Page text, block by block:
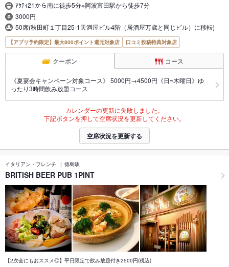
ｱｸﾃｨ21から南に徒歩5分※阿波富田駅から徒歩7分
3000円
50席(秋田町１丁目25-1天満屋ビル4階（居酒屋万歳と同じビル）に移転)
【アプリ予約限定】最大800ポイント還元対象店 口コミ投稿特典対象店
クーポン コース
《夏宴会キャンペーン対象コース》 5000円→4500円《日~木曜日》ゆ
ったり3時間飲み放題コース
カレンダーの更新に失敗しました。
下記ボタンを押して空席状況を更新してください。
空席状況を更新する
イタリアン・フレンチ 徳島駅
BRITISH BEER PUB 1PINT
【2次会にもおススメ◎】平日限定で飲み放題付き2500円(税込)